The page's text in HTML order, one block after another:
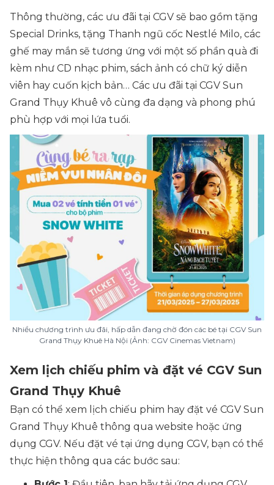
Thông thường, các ưu đãi tại CGV sẽ bao gồm tặng
Special Drinks, tặng Thanh ngũ cốc Nestlé Milo, các
ghế may mắn sẽ tương ứng với một số phần quà đi
kèm như CD nhạc phim, sách ảnh có chữ ký diễn
viên hay cuốn kịch bản… Các ưu đãi tại CGV Sun
Grand Thụy Khuê vô cùng đa dạng và phong phú
phù hợp với mọi lứa tuổi.
Nhiều chương trình ưu đãi, hấp dẫn đang chờ đón các bé tại CGV Sun
Grand Thụy Khuê Hà Nội (Ảnh: CGV Cinemas Vietnam)
Xem lịch chiếu phim và đặt vé CGV Sun
Grand Thụy Khuê
Bạn có thể xem lịch chiếu phim hay đặt vé CGV Sun
Grand Thụy Khuê thông qua website hoặc ứng
dụng CGV. Nếu đặt vé tại ứng dụng CGV, bạn có thể
thực hiện thông qua các bước sau: